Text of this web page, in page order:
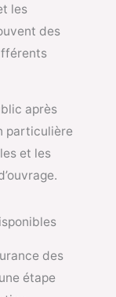
les
des
après
particulière
et les
des
étape